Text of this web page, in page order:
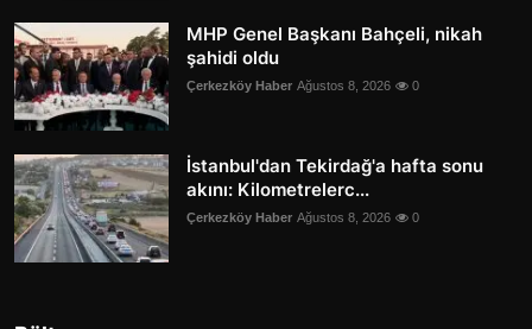
MHP Genel Başkanı Bahçeli, nikah
şahidi oldu
Çerkezköy Haber Ağustos 8, 2026 0
İstanbul'dan Tekirdağ'a hafta sonu
akını: Kilometrelerc...
Çerkezköy Haber Ağustos 8, 2026 0